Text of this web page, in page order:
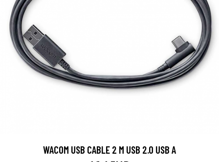
WACOM USB CABLE 2 M USB 2.0 USB A